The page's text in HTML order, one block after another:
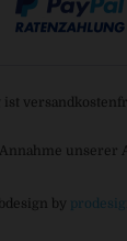
unserer
by